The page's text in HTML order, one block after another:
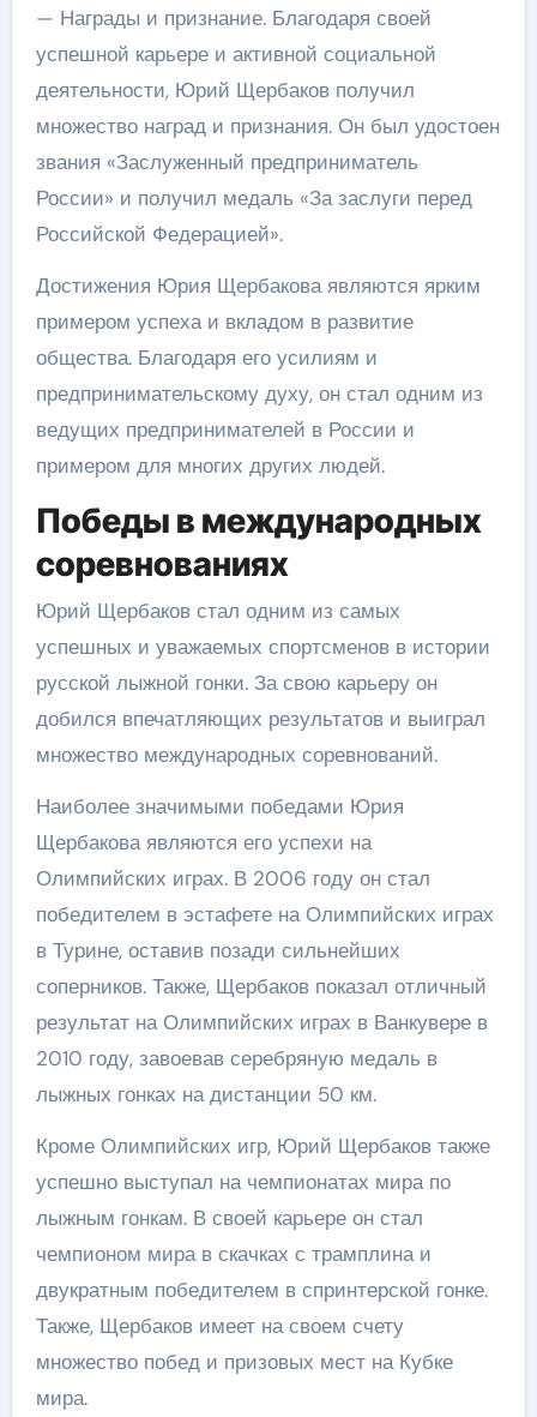
— Награды и признание. Благодаря своей
успешной карьере и активной социальной
деятельности, Юрий Щербаков получил
множество наград и признания. Он был удостоен
звания «Заслуженный предприниматель
России» и получил медаль «За заслуги перед
Российской Федерацией».
Достижения Юрия Щербакова являются ярким
примером успеха и вкладом в развитие
общества. Благодаря его усилиям и
предпринимательскому духу, он стал одним из
ведущих предпринимателей в России и
примером для многих других людей.
Победы в международных
соревнованиях
Юрий Щербаков стал одним из самых
успешных и уважаемых спортсменов в истории
русской лыжной гонки. За свою карьеру он
добился впечатляющих результатов и выиграл
множество международных соревнований.
Наиболее значимыми победами Юрия
Щербакова являются его успехи на
Олимпийских играх. В 2006 году он стал
победителем в эстафете на Олимпийских играх
в Турине, оставив позади сильнейших
соперников. Также, Щербаков показал отличный
результат на Олимпийских играх в Ванкувере в
2010 году, завоевав серебряную медаль в
лыжных гонках на дистанции 50 км.
Кроме Олимпийских игр, Юрий Щербаков также
успешно выступал на чемпионатах мира по
лыжным гонкам. В своей карьере он стал
чемпионом мира в скачках с трамплина и
двукратным победителем в спринтерской гонке.
Также, Щербаков имеет на своем счету
множество побед и призовых мест на Кубке
мира.